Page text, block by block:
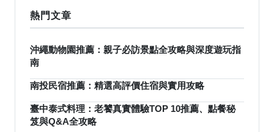
熱門文章
沖繩動物園推薦：親子必訪景點全攻略與深度遊玩指
南
南投民宿推薦：精選高評價住宿與實用攻略
臺中泰式料理：老饕真實體驗TOP 10推薦、點餐秘
笈與Q&A全攻略